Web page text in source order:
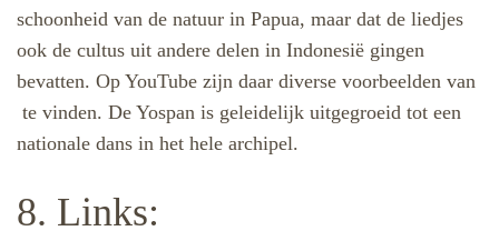
schoonheid van de natuur in Papua, maar dat de liedjes
ook de cultus uit andere delen in Indonesië gingen
bevatten. Op YouTube zijn daar diverse voorbeelden van
te vinden. De Yospan is geleidelijk uitgegroeid tot een
nationale dans in het hele archipel.
8. Links: